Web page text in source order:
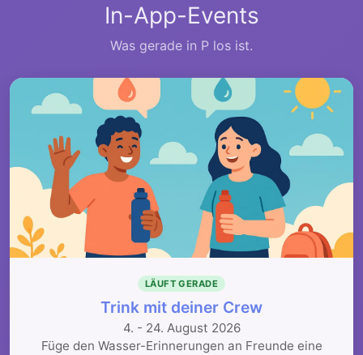
In-App-Events
Was gerade in P los ist.
LÄUFT GERADE
Trink mit deiner Crew
4. - 24. August 2026
Füge den Wasser-Erinnerungen an Freunde eine